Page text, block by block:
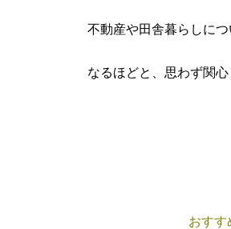
不動産や田舎暮らしに
なるほどと、思わず関
おすす